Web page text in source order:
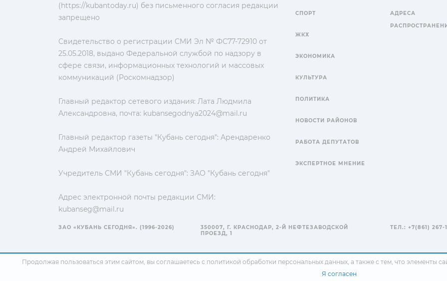
(https://kubantoday.ru) без письменного согласия редакции
запрещено
Свидетельство о регистрации СМИ Эл № ФС77-72910 от
25.05.2018, выдано Федеральной службой по надзору в
сфере связи, информационных технологий и массовых
коммуникаций (Роскомнадзор)
Главный редактор сетевого издания: Лата Людмила
Александровна, почта: kubansegodnya2024@mail.ru
Главный редактор газеты "Кубань сегодня": Арендаренко
Андрей Михайлович
Учредитель СМИ "Кубань сегодня": ЗАО "Кубань сегодня"
Адрес электронной почты редакции СМИ:
kubanseg@mail.ru
СПОРТ
ЖКХ
ЭКОНОМИКА
КУЛЬТУРА
ПОЛИТИКА
НОВОСТИ РАЙОНОВ
РАБОТА ДЕПУТАТОВ
ЭКСПЕРТНОЕ МНЕНИЕ
АДРЕСА
ЗАО «КУБАНЬ СЕГОДНЯ». (1996-2026)
350007, Г. КРАСНОДАР, 2-Й НЕФТЕЗАВОДСКОЙ
ПРОЕЗД, 1
ТЕЛ.: +7(861) 267-
Продолжая пользоваться этим сайтом, вы соглашаетесь с политикой обработки персональных данных, а также с тем, что элементы
Я согласен